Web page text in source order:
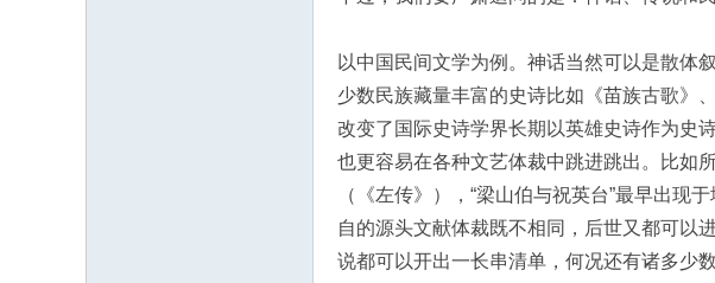
以中国民间文学为例。神话当然可以是散体
少数民族藏量丰富的史诗比如《苗族古歌》
改变了国际史诗学界长期以英雄史诗作为史
也更容易在各种文艺体裁中跳进跳出。比如
（《左传》），“梁山伯与祝英台”最早出现
自的源头文献体裁既不相同，后世又都可以
说都可以开出一长串清单，何况还有诸多少